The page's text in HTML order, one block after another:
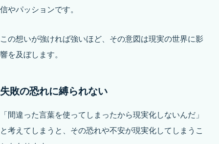
信やパッションです。
この想いが強ければ強いほど、その意図は現実の世界に影
響を及ぼします。
失敗の恐れに縛られない
「間違った言葉を使ってしまったから現実化しないんだ」
と考えてしまうと、その恐れや不安が現実化してしまうこ